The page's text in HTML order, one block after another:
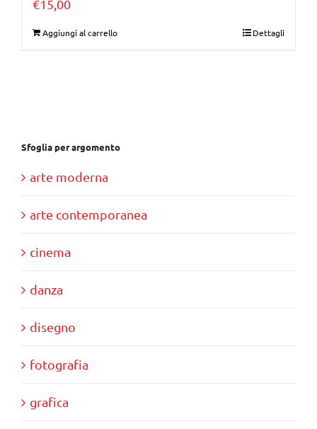
€15,00
Aggiungi al carrello Dettagli
Sfoglia per argomento
arte moderna
arte contemporanea
cinema
danza
disegno
fotografia
grafica